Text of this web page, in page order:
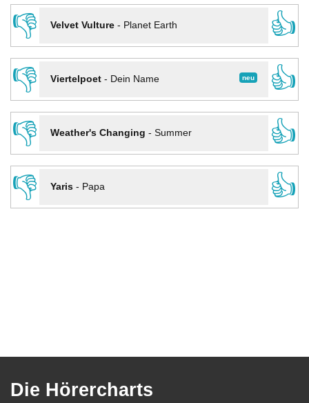
👎
Velvet Vulture- Planet Earth
👍
👎
neu
Viertelpoet- Dein Name
👍
👎
Weather's Changing - Summer
👍
👎
Yaris- Papa 👍
Die Hörercharts